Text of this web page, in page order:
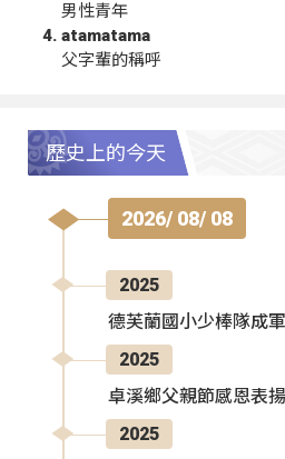
男性青年
atamatama
父字輩的稱呼
歷史上的今天
2026/ 08/ 08
2025
德芙蘭國小少棒隊成
2025
卓溪鄉父親節感恩表
2025